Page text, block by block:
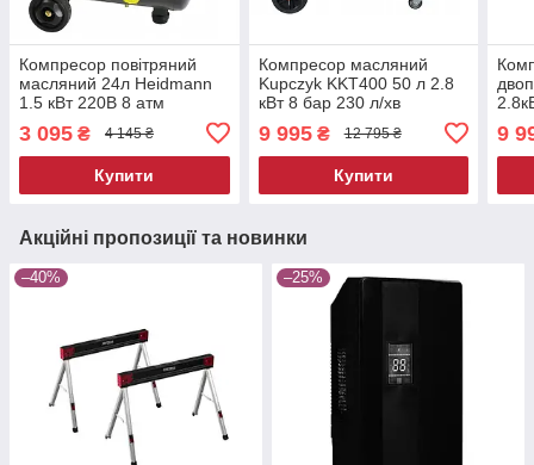
Компресор повітряний
масляний 24л Heidmann
1.5 кВт 220В 8 атм
масляний компресор 24л
з прямим приводом
3 095 ₴ 4 145 ₴
Купити
Компресор масляний
Kupczyk KKT400 50 л 2.8
кВт 8 бар 230 л/хв
9 995₴ 12 795 ₴
Купити
9
Акційні пропозиції та новинки
–40% –25%